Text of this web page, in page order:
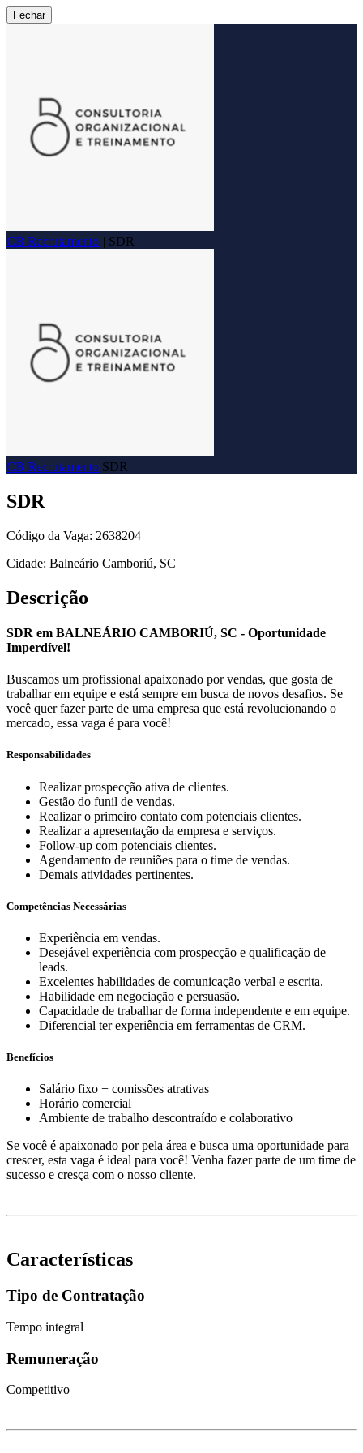
Fechar
CB Recrutamento | SDR
CB Recrutamento SDR
SDR
Código da Vaga: 2638204
Cidade: Balneário Camboriú, SC
Descrição
SDR em BALNEÁRIO CAMBORIÚ, SC - Oportunidade
Imperdível!
Buscamos um profissional apaixonado por vendas, que gosta de
trabalhar em equipe e está sempre em busca de novos desafios. Se
você quer fazer parte de uma empresa que está revolucionando o
mercado, essa vaga é para você!
Responsabilidades
Realizar prospecção ativa de clientes.
Gestão do funil de vendas.
Realizar o primeiro contato com potenciais clientes.
Realizar a apresentação da empresa e serviços.
Follow-up com potenciais clientes.
Agendamento de reuniões para o time de vendas.
Demais atividades pertinentes.
Competências Necessárias
Experiência em vendas.
Desejável experiência com prospecção e qualificação de
leads.
Excelentes habilidades de comunicação verbal e escrita.
Habilidade em negociação e persuasão.
Capacidade de trabalhar de forma independente e em equipe.
Diferencial ter experiência em ferramentas de CRM.
Benefícios
Salário fixo + comissões atrativas
Horário comercial
Ambiente de trabalho descontraído e colaborativo
Se você é apaixonado por pela área e busca uma oportunidade para
crescer, esta vaga é ideal para você! Venha fazer parte de um time de
sucesso e cresça com o nosso cliente.
Características
Tipo de Contratação
Tempo integral
Remuneração
Competitivo